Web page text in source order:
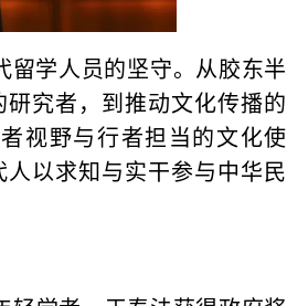
留学人员的坚守。从胶东半
究者，到推动文化传播的
视野与行者担当的文化使
以求知与实干参与中华民